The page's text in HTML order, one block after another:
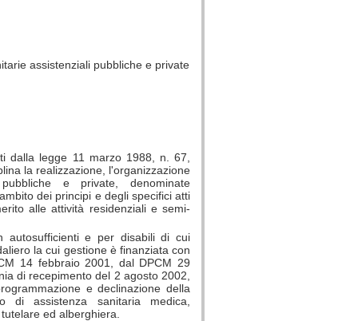
assistenziali pubbliche e private
dalla legge 11 marzo 1988, n. 67,
la realizzazione, l'organizzazione
e private, denominate
dei principi e degli specifici atti
alle attività residenziali e semi-
autosufficienti e per disabili di cui
la cui gestione è finanziata con
14 febbraio 2001, dal DPCM 29
di recepimento del 2 agosto 2002,
e declinazione della
di assistenza sanitaria medica,
ed alberghiera.